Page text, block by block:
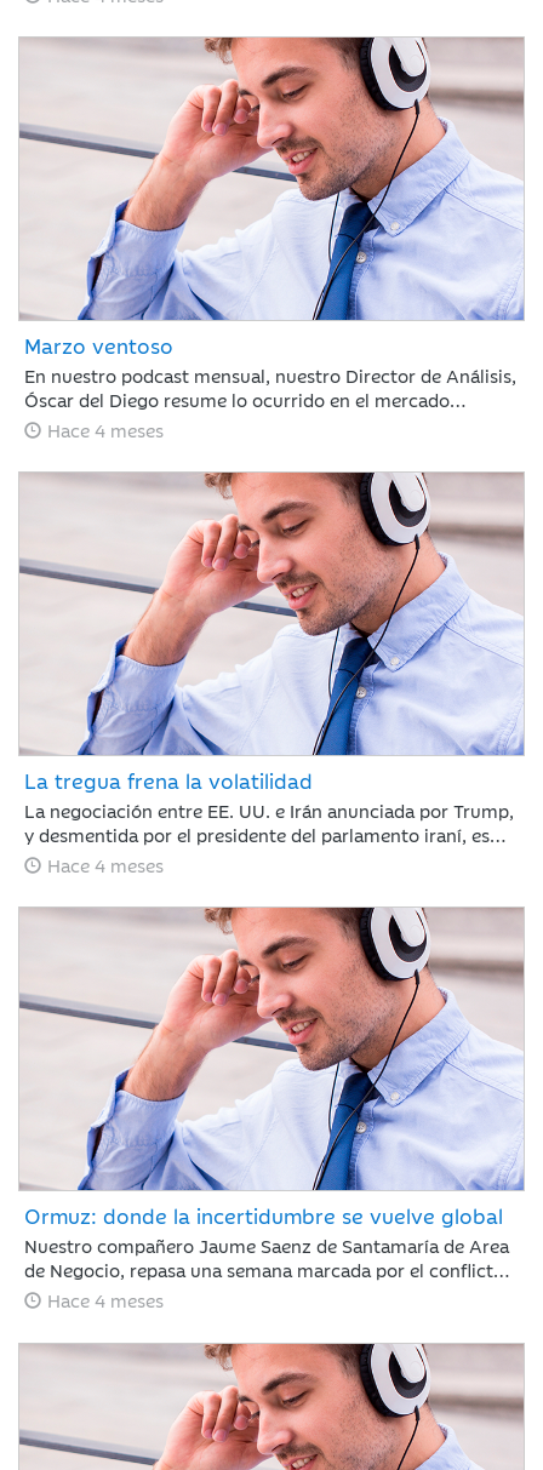
infraestructura energética iraní para llevar al país a la
“edad de piedra” si no se reabre el estrecho de Ormuz
antes del martes por la noche.
Marzo ventoso
En nuestro podcast mensual, nuestro Director de Análisis,
Óscar del Diego resume lo ocurrido en el mercado
financiero durante un mes, en el que el conflicto de Irán
buen año para los mercados financieros.
Hace 4 meses
La tregua frena la volatilidad
La negociación entre EE. UU. e Irán anunciada por Trump,
y desmentida por el presidente del parlamento iraní, es
suficiente para calmar a los mercados y romper la racha
Santamaría de Area de Negocio, repasa una semana que
sigue marcada por la guerra de Irán.
Hace 4 meses
Ormuz: donde la incertidumbre se vuelve global
Nuestro compañero Jaume Saenz de Santamaría de Area
de Negocio, repasa una semana marcada por el conflicto,
Irán ha permitido que algunos cargueros de crudo con
estrecho de Ormuz, aunque mantiene sus ataques con
drones a objetivos energéticos.
Hace 4 meses